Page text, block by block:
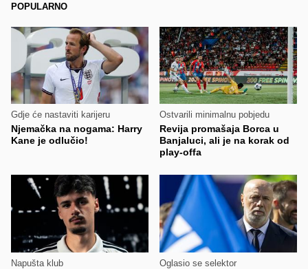
POPULARNO
Gdje će nastaviti karijeru
Njemačka na nogama: Harry
Kane je odlučio!
Ostvarili minimalnu pobjedu
Revija promašaja Borca u
Banjaluci, ali je na korak od
play-offa
Napušta klub Oglasio se selektor